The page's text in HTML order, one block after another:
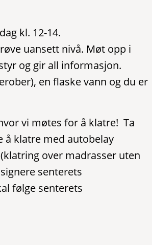
kl. 12-14.
uansett nivå. Møt opp i
og gir all informasjon.
en flaske vann og du er
vi møtes for å klatre! Ta
å klatre med autobelay
over madrasser uten
senterets
følge senterets